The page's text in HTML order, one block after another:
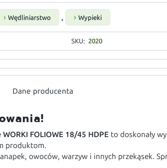
Wędliniarstwo , Wypieki
SKU: 2020
Dane producenta
WORKI FOLIOWE 18/45 HDPE to doskonały
produktom.
owoców, warzyw i innych przekąsek.